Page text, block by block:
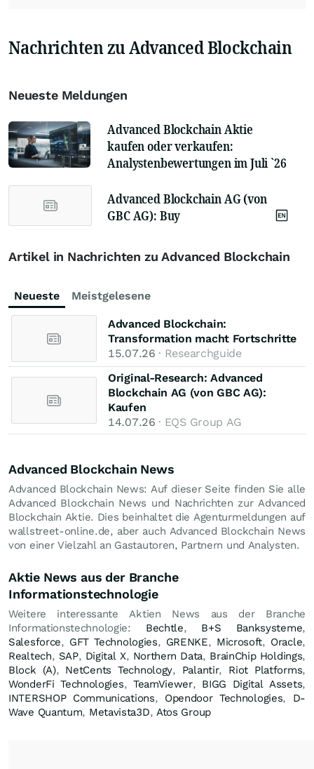
Nachrichten zu Advanced Blockchain
Neueste Meldungen
Advanced Blockchain Aktie
kaufen oder verkaufen:
Analystenbewertungen im Juli `26
Advanced Blockchain AG (von
GBC AG): Buy
Artikel in Nachrichten zu Advanced Blockchain
Neueste Meistgelesene
Advanced Blockchain:
Transformation macht Fortschritte
15.07.26 · Researchguide
Original-Research: Advanced
Blockchain AG (von GBC AG):
Kaufen
14.07.26 · EQS Group AG
Advanced Blockchain News
Advanced Blockchain News: Auf dieser Seite finden Sie alle
Advanced Blockchain News und Nachrichten zur Advanced
Blockchain Aktie. Dies beinhaltet die Agenturmeldungen auf
wallstreet-online.de, aber auch Advanced Blockchain News
von einer Vielzahl an Gastautoren, Partnern und Analysten.
Aktie News aus der Branche
Informationstechnologie
Weitere interessante Aktien News aus der Branche
Informationstechnologie: Bechtle, B+S Banksysteme,
Salesforce, GFT Technologies, GRENKE, Microsoft, Oracle,
Realtech, SAP, Digital X, Northern Data, BrainChip Holdings,
Block (A), NetCents Technology, Palantir, Riot Platforms,
WonderFi Technologies, TeamViewer, BIGG Digital Assets,
INTERSHOP Communications, Opendoor Technologies, D-
Wave Quantum, Metavista3D, Atos Group